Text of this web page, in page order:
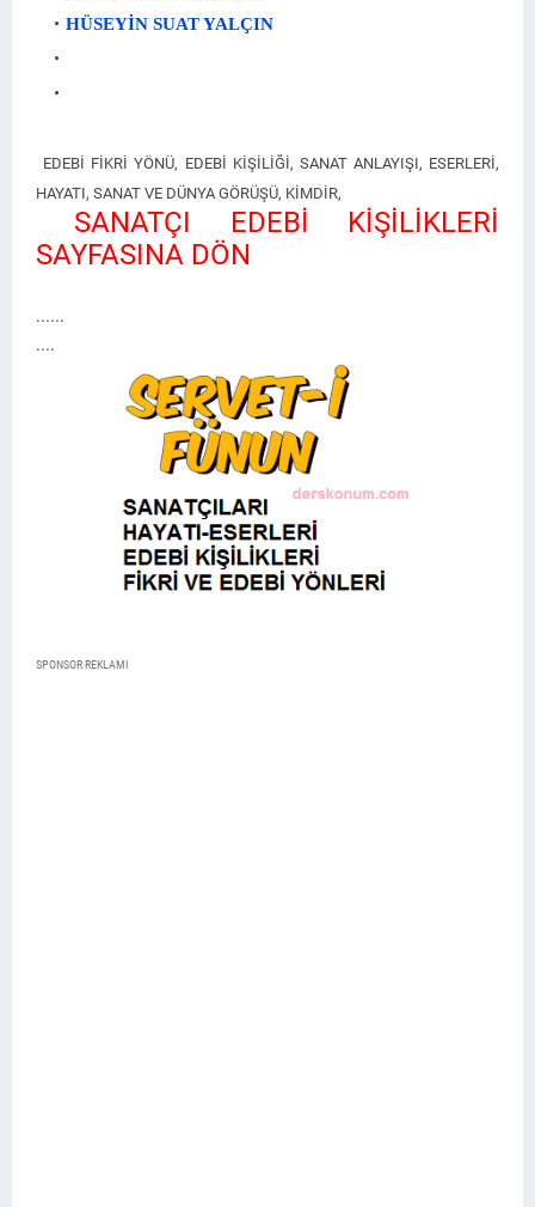
HÜSEYİN SUAT YALÇIN
EDEBİ FİKRİ YÖNÜ, EDEBİ KİŞİLİĞİ, SANAT ANLAYIŞI, ESERLERİ,
HAYATI, SANAT VE DÜNYA GÖRÜŞÜ, KİMDİR,
SANATÇI EDEBİ KİŞİLİKLERİ
SAYFASINA DÖN
......
....
SPONSOR REKLAMI